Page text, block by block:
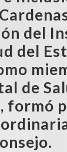
del
del
de
formó